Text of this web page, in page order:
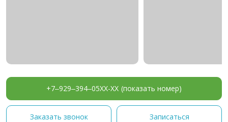
+7‒929‒394‒05XX-XX (показать номер)
Заказать звонок Записаться